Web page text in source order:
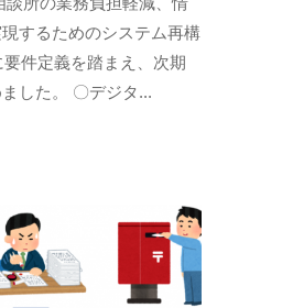
するためのシステム再構
件定義を踏まえ、次期
した。 〇デジタ...